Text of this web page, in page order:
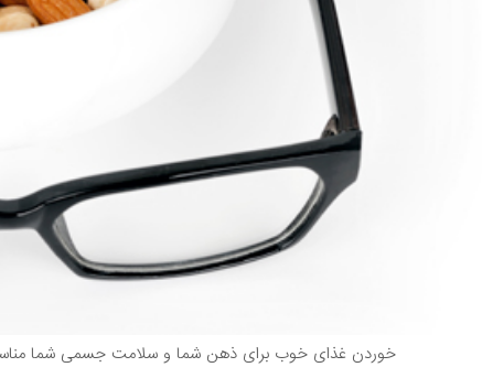
خوردن غذای خوب برای ذهن شما و سلامت جسمی شما